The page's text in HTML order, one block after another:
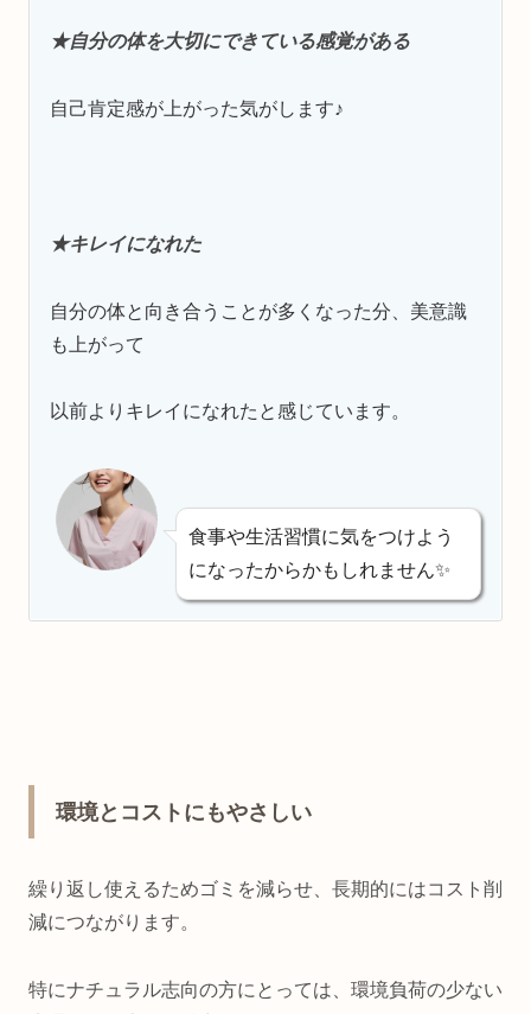
★自分の体を大切にできている感覚がある
自己肯定感が上がった気がします♪
★キレイになれた
自分の体と向き合うことが多くなった分、美意識
も上がって
以前よりキレイになれたと感じています。
食事や生活習慣に気をつけよう
になったからかもしれません✨
環境とコストにもやさしい
繰り返し使えるためゴミを減らせ、長期的にはコスト削
減につながります。
特にナチュラル志向の方にとっては、環境負荷の少ない